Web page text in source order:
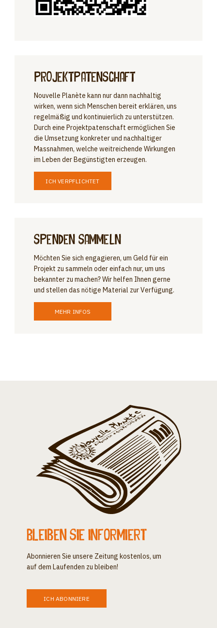
PROJEKTPATENSCHAFT
Nouvelle Planète kann nur dann nachhaltig
wirken, wenn sich Menschen bereit erklären, uns
regelmäßig und kontinuierlich zu unterstützen.
Durch eine Projektpatenschaft ermöglichen Sie
die Umsetzung konkreter und nachhaltiger
Massnahmen, welche weitreichende Wirkungen
im Leben der Begünstigten erzeugen.
ICH VERPFLICHTET
SPENDEN SAMMELN
Möchten Sie sich engagieren, um Geld für ein
Projekt zu sammeln oder einfach nur, um uns
bekannter zu machen? Wir helfen Ihnen gerne
und stellen das nötige Material zur Verfügung.
MEHR INFOS
Bleiben Sie informiert
Abonnieren Sie unsere Zeitung kostenlos, um
auf dem Laufenden zu bleiben!
ICH ABONNIERE